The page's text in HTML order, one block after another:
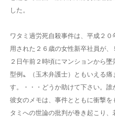
した。
ワタミ過労死自殺事件は、平成２
用された２６歳の女性新卒社員が
２日午前２時頃にマンションから
型例〟（玉木弁護士）ともいえる
す。・・・どうか助けて下さい。
彼女のメモは、事件とともに衝撃
タミへの世論の批判が巻き起こり